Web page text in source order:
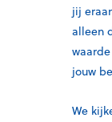
jij
alleen
jouw
We